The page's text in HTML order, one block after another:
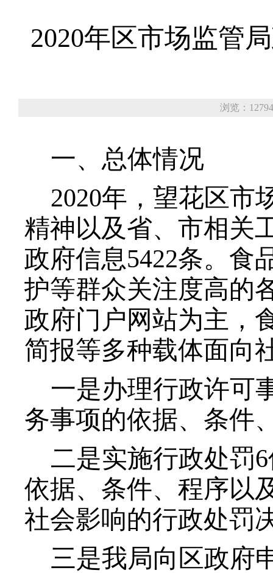
2020年区市场监管
浏览：
一、总体情况
2020年，望花区市
精神以及省、市相关
政府信息5422条。食
护等群众关注度高的
政府门户网站为主，
简报等多种载体面向
一是办理行政许可
务事项的依据、条件
二是实施行政处罚
依据、条件、程序以
社会影响的行政处罚
三是我局向区政府